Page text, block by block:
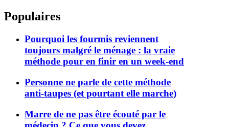
Populaires
Pourquoi les fourmis reviennent
toujours malgré le ménage : la vraie
méthode pour en finir en un week-end
Personne ne parle de cette méthode
anti-taupes (et pourtant elle marche)
Marre de ne pas être écouté par le